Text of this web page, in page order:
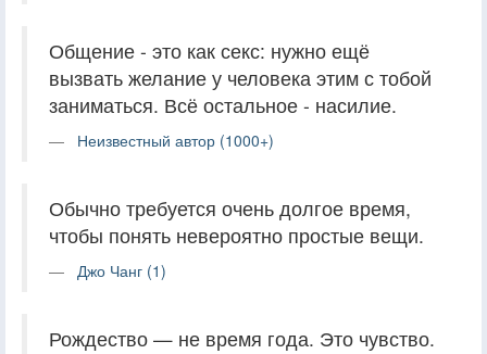
Общение - это как секс: нужно ещё
вызвать желание у человека этим с тобой
заниматься. Всё остальное - насилие.
Неизвестный автор (1000+)
Обычно требуется очень долгое время,
чтобы понять невероятно простые вещи.
Джо Чанг (1)
Рождество — не время года. Это чувство.